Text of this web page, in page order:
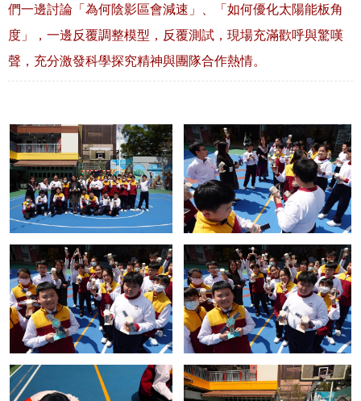
們一邊討論「為何陰影區會減速」、「如何優化太陽能板角
度」，一邊反覆調整模型，反覆測試，現場充滿歡呼與驚嘆
聲，充分激發科學探究精神與團隊合作熱情。